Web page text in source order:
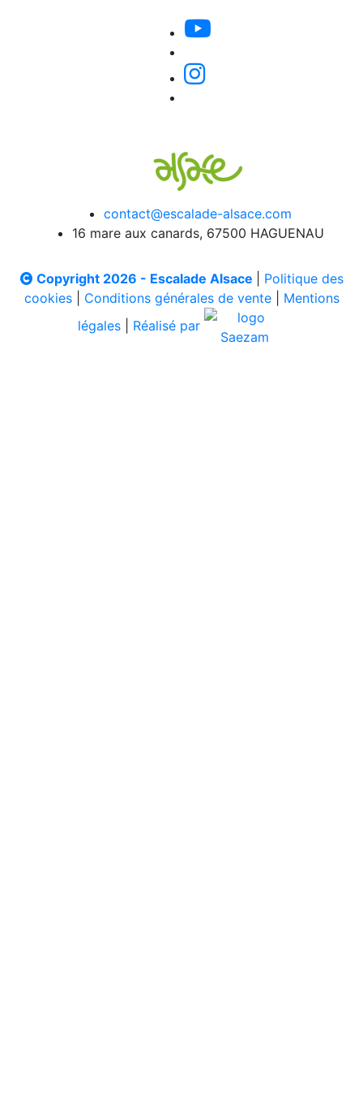
contact@escalade-alsace.com
16 mare aux canards, 67500 HAGUENAU
Copyright 2026 - Escalade Alsace
Politique des
cookies| Conditions générales de vente| Mentions
légales
Réalisé par